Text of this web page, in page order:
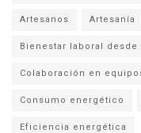
Artesanos Artesanía
Bienestar laboral desde
Colaboración en
Consumo energético
Eficiencia energética